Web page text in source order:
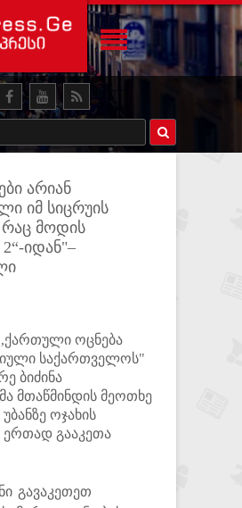
არიან
იმ სიცრუის
მოდის
იდან"–
ოცნება
საქართველოს"
ბიძინა
მთაწმინდის მეოთხე
ოჯახის
ერთად გააკეთა
გავაკეთეთ